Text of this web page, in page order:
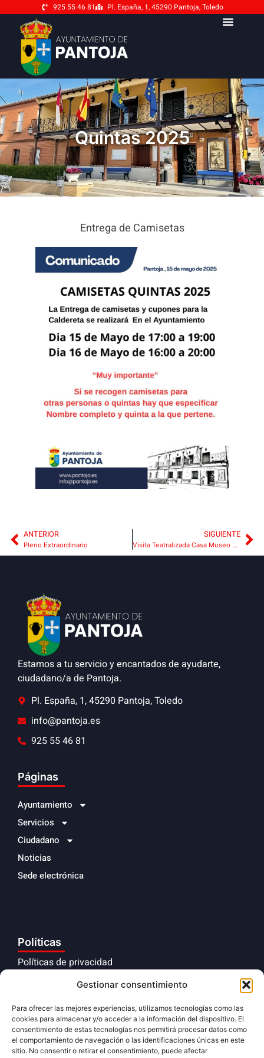
Gestionar consentimiento
Para ofrecer las mejores experiencias, utilizamos tecnologías como las
cookies para almacenar y/o acceder a la información del dispositivo. El
consentimiento de estas tecnologías nos permitirá procesar datos como
el comportamiento de navegación o las identificaciones únicas en este
sitio. No consentir o retirar el consentimiento, puede afectar
925 55 46 81 Pl. España, 1, 45290 Pantoja, Toledo
Quintas 2025
Entrega de Camisetas
ANTERIOR
Pleno Extraordinario
SIGUIENTE
Visita Teatralizada Casa Museo de Cervantes
Estamos a tu servicio y encantados de ayudarte,
ciudadano/a de Pantoja.
Pl. España, 1, 45290 Pantoja, Toledo
info@pantoja.es
925 55 46 81
Páginas
Ayuntamiento
Servicios
Ciudadano
Noticias
Sede electrónica
Políticas
Políticas de privacidad
Políticas de cookies
Cumplimiento normativo